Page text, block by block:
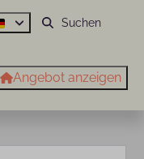
Angebot anzeigen